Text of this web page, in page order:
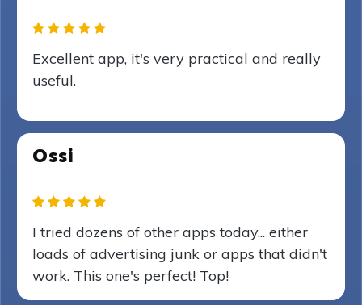
Excellent app, it's very practical and really
useful.
Ossi
I tried dozens of other apps today... either
loads of advertising junk or apps that didn't
work. This one's perfect! Top!